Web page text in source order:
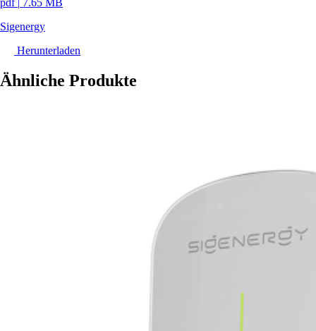
Sigenergy
Herunterladen
Ähnliche Produkte